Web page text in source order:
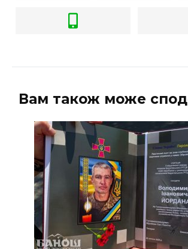
Вам також може